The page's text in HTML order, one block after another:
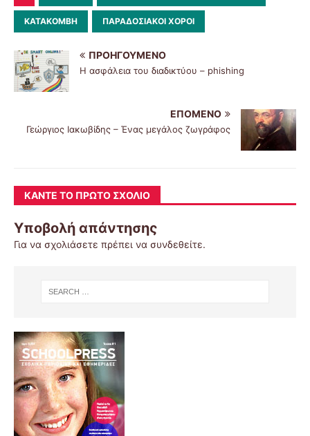
ΚΑΤΑΚΌΜΒΗ ΠΑΡΑΔΟΣΙΑΚΟΊ ΧΟΡΟΊ
ΠΡΟΗΓΟΎΜΕΝΟ
Η ασφάλεια του διαδικτύου – phishing
ΕΠΌΜΕΝΟ
Γεώργιος Ιακωβίδης – Ένας μεγάλος ζωγράφος
ΚΆΝΤΕ ΤΟ ΠΡΏΤΟ ΣΧΌΛΙΟ
Υποβολή απάντησης
Για να σχολιάσετε πρέπει να συνδεθείτε.